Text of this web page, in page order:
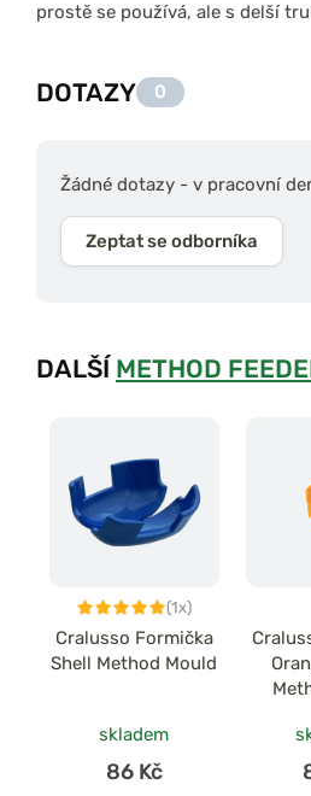
prostě se používá, ale s delší
DOTAZY 0
Žádné dotazy - v pracovní
Zeptat se odborníka
DALŠÍ METHOD
(1x)
Cralusso Formička
Shell Method Mould
skladem
86 Kč